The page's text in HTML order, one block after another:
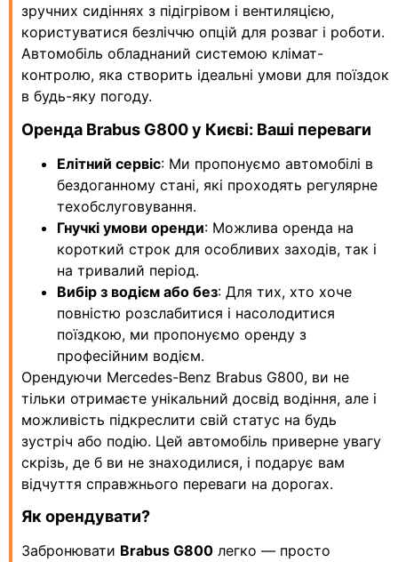
зручних сидіннях з підігрівом і вентиляцією,
користуватися безліччю опцій для розваг і роботи.
Автомобіль обладнаний системою клімат-
контролю, яка створить ідеальні умови для поїздок
в будь-яку погоду.
Оренда Brabus G800 у Києві: Ваші переваги
Елітний сервіс: Ми пропонуємо автомобілі в
бездоганному стані, які проходять регулярне
техобслуговування.
Гнучкі умови оренди: Можлива оренда на
короткий строк для особливих заходів, так і
на тривалий період.
Вибір з водієм або без: Для тих, хто хоче
повністю розслабитися і насолодитися
поїздкою, ми пропонуємо оренду з
професійним водієм.
Орендуючи Mercedes-Benz Brabus G800, ви не
тільки отримаєте унікальний досвід водіння, але і
можливість підкреслити свій статус на будь
зустріч або подію. Цей автомобіль приверне увагу
скрізь, де б ви не знаходилися, і подарує вам
відчуття справжнього переваги на дорогах.
Як орендувати?
Забронювати Brabus G800 легко — просто